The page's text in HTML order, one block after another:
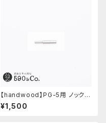
【handwood】PG-5用 ノックボ
タン (超々ジュラルミン)
¥1,500